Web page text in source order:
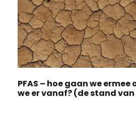
PFAS – hoe gaan we ermee
we er vanaf? (de stand